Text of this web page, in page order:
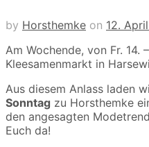
by Horsthemke on 12.
Am Wochende, von Fr. 14.
Kleesamenmarkt in
Aus diesem Anlass laden
Sonntag zu Horsthemke
den angesagten
Euch da!